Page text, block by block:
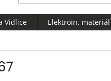
Vidlice Elektroin. materiál